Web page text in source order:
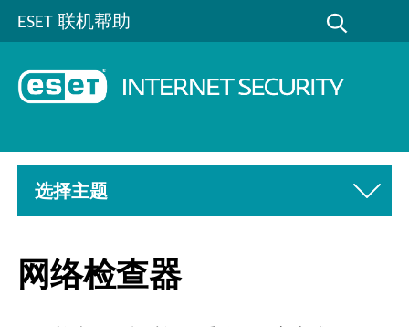
ESET 联机帮助
选择主题
网络检查器